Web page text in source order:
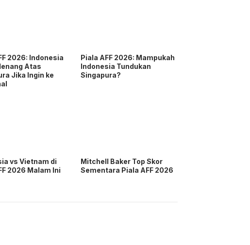
2026: Indonesia
Atas
Jika Ingin ke
Piala AFF 2026: Mampukah
Indonesia Tundukan
Singapura?
vs Vietnam di
2026 Malam Ini
Mitchell Baker Top Skor
Sementara Piala AFF 2026